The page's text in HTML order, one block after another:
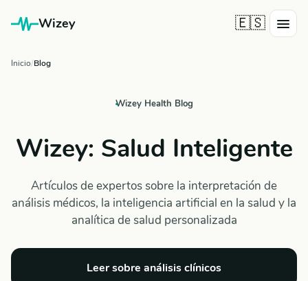
Wizey 🇪🇸
Inicio Blog
Wizey Health Blog
Wizey: Salud Inteligente
Artículos de expertos sobre la interpretación de
análisis médicos, la inteligencia artificial en la salud y la
analítica de salud personalizada
Leer sobre análisis clínicos